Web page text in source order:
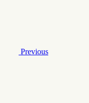
Previous